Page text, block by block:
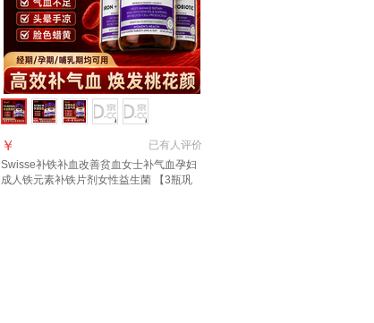
已有人评价
￥
Swisse补铁补血改善贫血女士补气血孕妇
成人铁元素补铁片剂女性益生菌 【3瓶巩